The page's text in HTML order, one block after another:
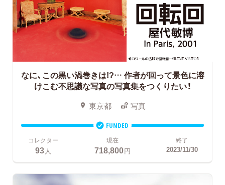
なに、この黒い渦巻きは!?… 作者が回って景色に溶
けこむ不思議な写真の写真集をつくりたい！
東京都 写真
FUNDED
コレクター
93人
現在
718,800円
終了
2023/11/30